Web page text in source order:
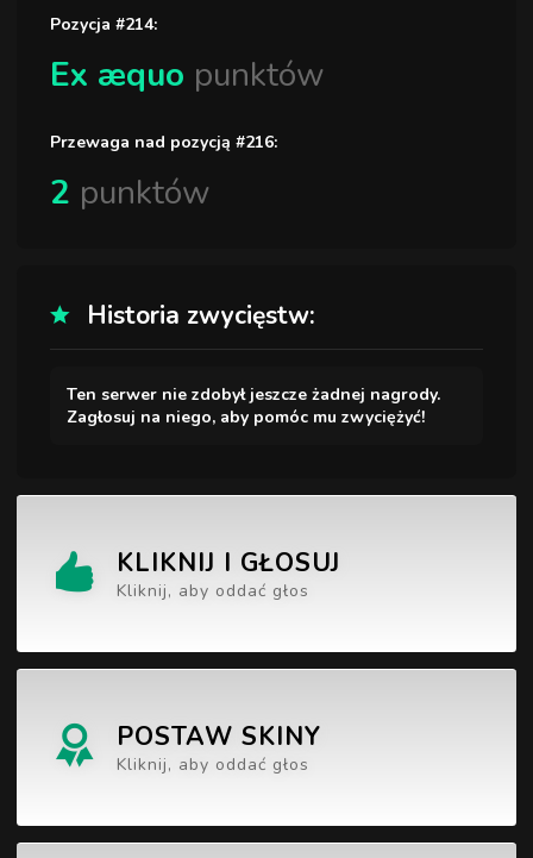
Pozycja #214:
Ex æquo punktów
Przewaga nad pozycją #216:
2 punktów
Historia zwycięstw:
Ten serwer nie zdobył jeszcze żadnej nagrody.
Zagłosuj na niego, aby pomóc mu zwyciężyć!
KLIKNIJ I GŁOSUJ
Kliknij, aby oddać głos
POSTAW SKINY
Kliknij, aby oddać głos